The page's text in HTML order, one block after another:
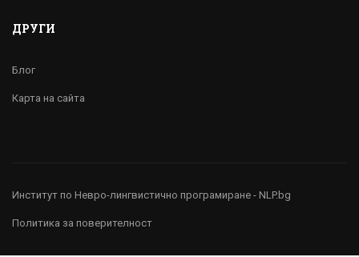
ДРУГИ
Блог
Карта на сайта
Институт по Невро-лингвистично програмиране - NLP.bg
Политика за поверителност